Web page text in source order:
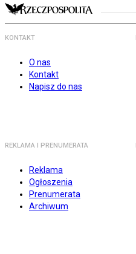
KONTAKT
O nas
Kontakt
Napisz do nas
REKLAMA I PRENUMERATA
Reklama
Ogłoszenia
Prenumerata
Archiwum